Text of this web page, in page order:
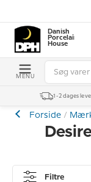
Danish
Porcelain
House
MENU
1-2 dages
Forside
Filtre